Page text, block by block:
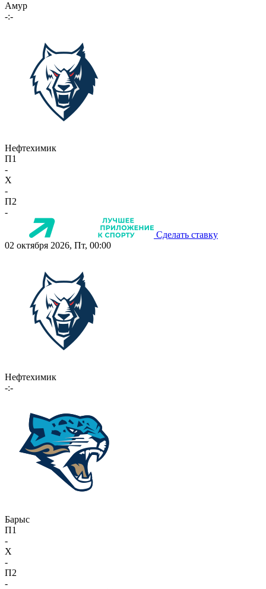
Амур
-:-
Нефтехимик
П1
-
X
-
П2
-
Сделать ставку
02 октября 2026, Пт, 00:00
Нефтехимик
-:-
Барыс
П1
-
X
-
П2
-